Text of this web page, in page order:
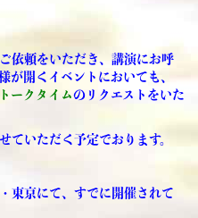
依頼をいただき、講演にお呼
が開くイベントにおいても、
ークタイムのリクエストをいた
ていただく予定でおります。
東京にて、すでに開催されて